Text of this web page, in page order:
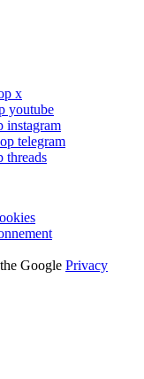
x
youtube
instagram
telegram
threads
Google Privacy